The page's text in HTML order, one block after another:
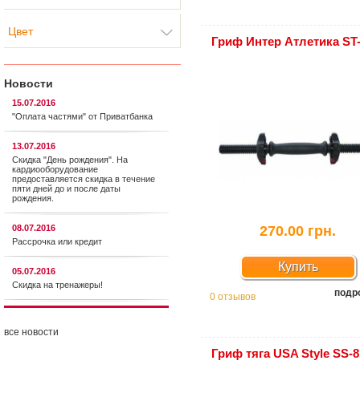
Цвет
Новости
15.07.2016
"Оплата частями" от Приватбанка
13.07.2016
Скидка "День рождения". На
кардиооборудование
предоставляется cкидка в течение
пяти дней до и после даты
рождения.
08.07.2016
Рассрочка или кредит
05.07.2016
Скидка на тренажеры!
все новости
Гриф Интер Атлетика
270.00 грн.
Купить
0 отзывов
Гриф тяга USA Style SS-